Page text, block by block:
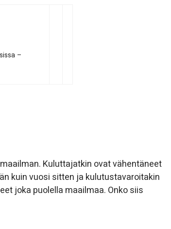
–
Kuluttajatkin ovat vähentäneet
kuin vuosi sitten ja kulutustavaroitakin
joka puolella maailmaa. Onko siis